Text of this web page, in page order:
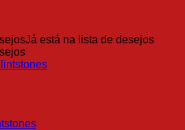
Já está na lista de desejos